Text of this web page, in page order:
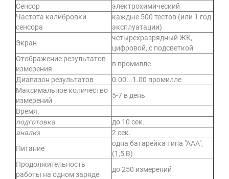
Сенсор
электрохимический
Частота калибровки
сенсора
каждые 500 тестов (или 1 год
эксплуатации)
Экран
четырехразрядный ЖК,
цифровой, с подсветкой
Отображение результатов
измерения
в промилле
Диапазон результатов
0.00...1.00 промилле
Максимальное количество
измерений
5-7 в день
Время:
подготовка
до 10 сек.
анализ
2 сек.
Питание
одна батарейка типа "АAА",
(1,5 В)
Продолжительность
работы на одном заряде
до 250 измерений